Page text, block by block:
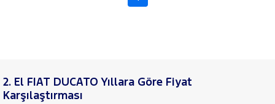
TESLA
2. El FIAT DUCATO Yıllara Göre Fiyat
Karşılaştırması